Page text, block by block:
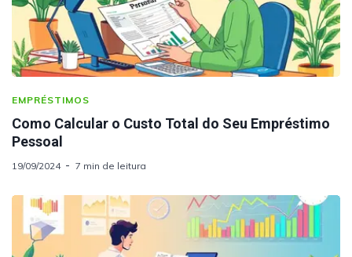
EMPRÉSTIMOS
Como Calcular o Custo Total do Seu Empréstimo
Pessoal
19/09/2024 7 min de leitura